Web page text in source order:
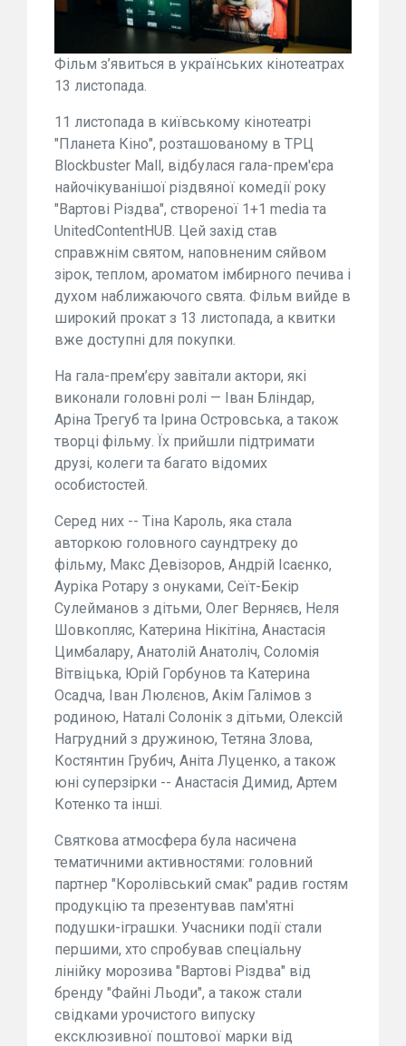
Фільм з’явиться в українських кінотеатрах
13 листопада.
11 листопада в київському кінотеатрі
"Планета Кіно", розташованому в ТРЦ
Blockbuster Mall, відбулася гала-прем'єра
найочікуванішої різдвяної комедії року
"Вартові Різдва", створеної 1+1 media та
UnitedContentHUB. Цей захід став
справжнім святом, наповненим сяйвом
зірок, теплом, ароматом імбирного печива і
духом наближаючого свята. Фільм вийде в
широкий прокат з 13 листопада, а квитки
вже доступні для покупки.
На гала-прем’єру завітали актори, які
виконали головні ролі — Іван Бліндар,
Аріна Трегуб та Ірина Островська, а також
творці фільму. Їх прийшли підтримати
друзі, колеги та багато відомих
особистостей.
Серед них -- Тіна Кароль, яка стала
авторкою головного саундтреку до
фільму, Макс Девізоров, Андрій Ісаєнко,
Ауріка Ротару з онуками, Сеїт-Бекір
Сулейманов з дітьми, Олег Верняєв, Неля
Шовкопляс, Катерина Нікітіна, Анастасія
Цимбалару, Анатолій Анатоліч, Соломія
Вітвіцька, Юрій Горбунов та Катерина
Осадча, Іван Люлєнов, Акім Галімов з
родиною, Наталі Солонік з дітьми, Олексій
Нагрудний з дружиною, Тетяна Злова,
Костянтин Грубич, Аніта Луценко, а також
юні суперзірки -- Анастасія Димид, Артем
Котенко та інші.
Святкова атмосфера була насичена
тематичними активностями: головний
партнер "Королівський смак" радив гостям
продукцію та презентував пам'ятні
подушки-іграшки. Учасники події стали
першими, хто спробував спеціальну
лінійку морозива "Вартові Різдва" від
бренду "Файні Льоди", а також стали
свідками урочистого випуску
ексклюзивної поштової марки від